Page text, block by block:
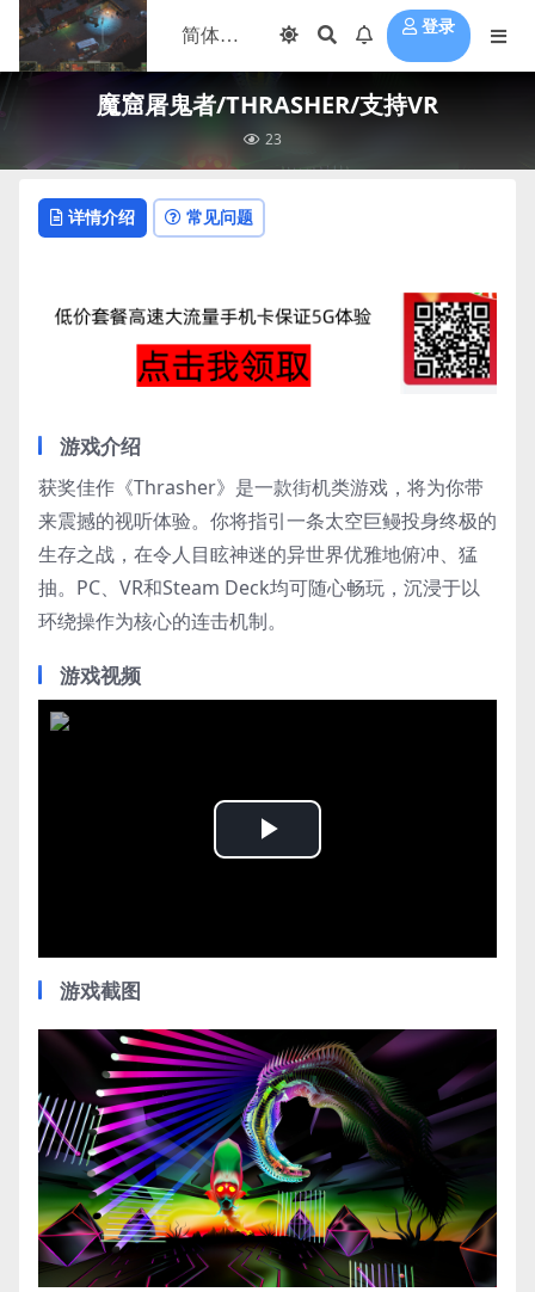
登录
魔窟屠鬼者/THRASHER/支持VR
23
详情介绍 常见问题
游戏介绍
获奖佳作《Thrasher》是一款街机类游戏，将为你带
来震撼的视听体验。你将指引一条太空巨鳗投身终极的
生存之战，在令人目眩神迷的异世界优雅地俯冲、猛
抽。PC、VR和Steam Deck均可随心畅玩，沉浸于以
环绕操作为核心的连击机制。
游戏视频
Play
游戏截图